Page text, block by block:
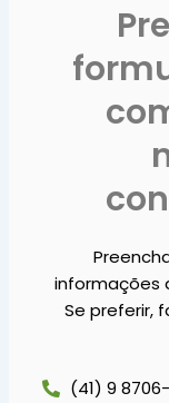
informações
Se preferir,
(41) 9